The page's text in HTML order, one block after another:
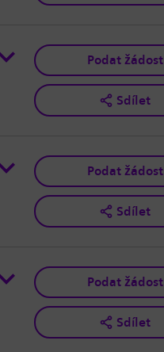
Podat žádost
Sdílet
Podat žádost
Sdílet
Podat žádost
Sdílet